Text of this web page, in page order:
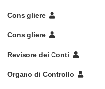
Consigliere
Consigliere
Revisore dei Conti
Organo di Controllo